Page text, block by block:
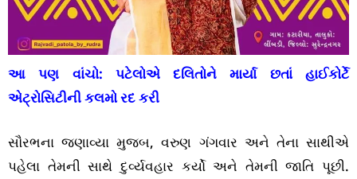
આ પણ વાંચો: પટેલોએ દલિતોને માર્યા છતાં હાઈકોર્ટે
એટ્રોસિટીની કલમો રદ કરી
સૌરભના જણાવ્યા મુજબ, વરુણ ગંગવાર અને તેના સાથીએ
પહેલા તેમની સાથે દુર્વ્યવહાર કર્યો અને તેમની જાતિ પૂછી.